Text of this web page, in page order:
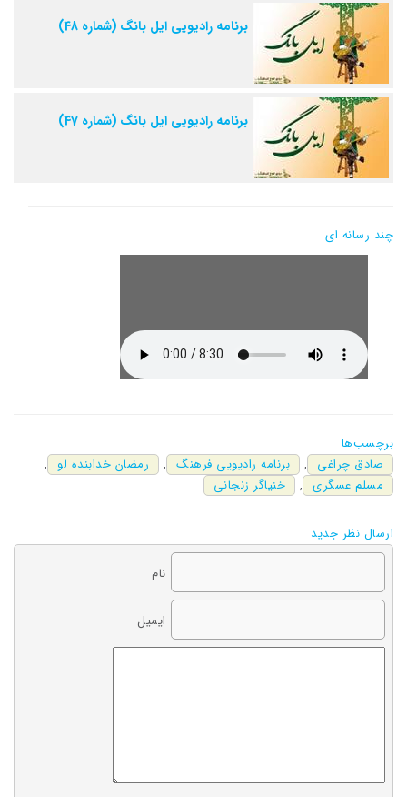
برنامه رادیویی ایل بانگ (شماره 48)
برنامه رادیویی ایل بانگ (شماره 47)
چند رسانه ای
برچسب‌ها
صادق چراغی
, برنامه رادیویی فرهنگ , رمضان خدابنده لو
,
مسلم عسگری , خنیاگر زنجانی
ارسال نظر جدید
نام
ایمیل